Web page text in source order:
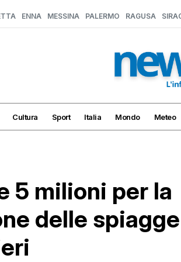
ENNA MESSINA PALERMO RAGUSA
Cultura Sport Italia Mondo Meteo
5 milioni per la
delle